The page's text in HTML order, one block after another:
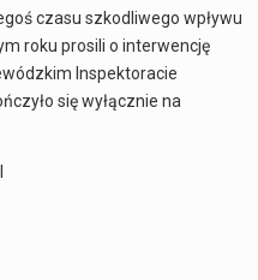
czasu szkodliwego wpływu
roku prosili o interwencję
Inspektoracie
się wyłącznie na